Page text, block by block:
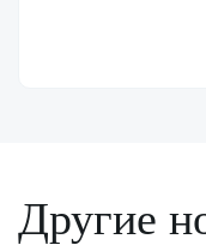
Другие